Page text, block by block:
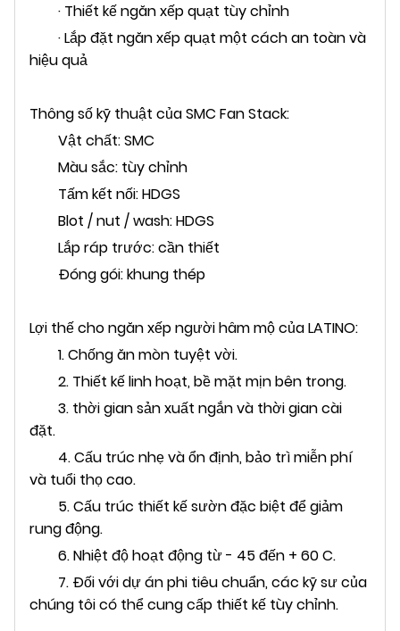
· Thiết kế ngăn xếp quạt tùy chỉnh
· Lắp đặt ngăn xếp quạt một cách an toàn và
hiệu quả
Thông số kỹ thuật của SMC Fan Stack:
Vật chất: SMC
Màu sắc: tùy chỉnh
Tấm kết nối: HDGS
Blot / nut / wash: HDGS
Lắp ráp trước: cần thiết
Đóng gói: khung thép
Lợi thế cho ngăn xếp người hâm mộ của LATINO:
1. Chống ăn mòn tuyệt vời.
2. Thiết kế linh hoạt, bề mặt mịn bên trong.
3. thời gian sản xuất ngắn và thời gian cài
đặt.
4. Cấu trúc nhẹ và ổn định, bảo trì miễn phí
và tuổi thọ cao.
5. Cấu trúc thiết kế sườn đặc biệt để giảm
rung động.
6. Nhiệt độ hoạt động từ - 45 đến + 60 C.
7. Đối với dự án phi tiêu chuẩn, các kỹ sư của
chúng tôi có thể cung cấp thiết kế tùy chỉnh.